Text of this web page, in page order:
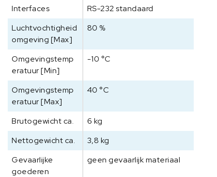
Interfaces
RS-232 standaard
Luchtvochtigheid
omgeving [Max]
80 %
Omgevingstemp
eratuur [Min]
-10 °C
Omgevingstemp
eratuur [Max]
40 °C
Brutogewicht ca.
6 kg
Nettogewicht ca.
3,8 kg
Gevaarlijke
goederen
geen gevaarlijk materiaal